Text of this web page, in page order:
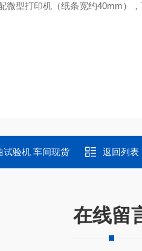
微型打印机（纸条宽约40mm）
试验机 车间现货 返回列表
在线留